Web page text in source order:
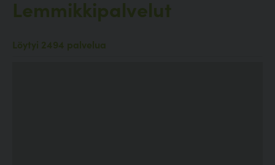
Lemmikkipalvelut
Löytyi 2494 palvelua